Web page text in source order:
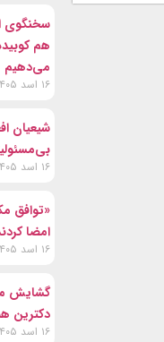
سخنگوی
هم
می‌دهیم
۱۶ اسد ۱۴۰۵
شیعیان
۱۶ اسد ۱۴۰۵
«توافق
امضا
۱۶ اسد ۱۴۰۵
گشایش
دکترین
۱۶ اسد ۱۴۰۵